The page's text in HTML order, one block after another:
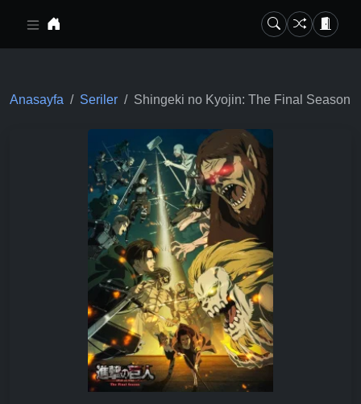
Anasayfa Seriler Shingeki no Kyojin: The Final Season